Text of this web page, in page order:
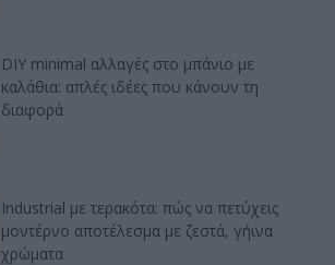
DIY minimal αλλαγές στο μπάνιο με
καλάθια: απλές ιδέες που κάνουν τη
διαφορά
Industrial με τερακότα: πώς να πετύχεις
μοντέρνο αποτέλεσμα με ζεστά, γήινα
χρώματα